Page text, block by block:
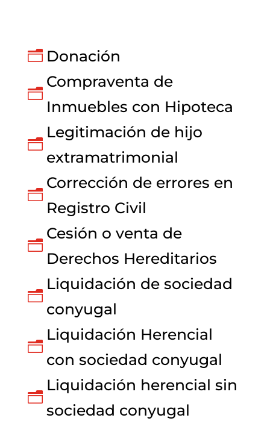
n Donación
n
Compraventa de
Inmuebles con Hipoteca
n
Legitimación de hijo
extramatrimonial
n
Corrección de errores en
Registro Civil
n
Cesión o venta de
Derechos Hereditarios
n
Liquidación de sociedad
conyugal
n
Liquidación Herencial
con sociedad conyugal
n
Liquidación herencial sin
sociedad conyugal